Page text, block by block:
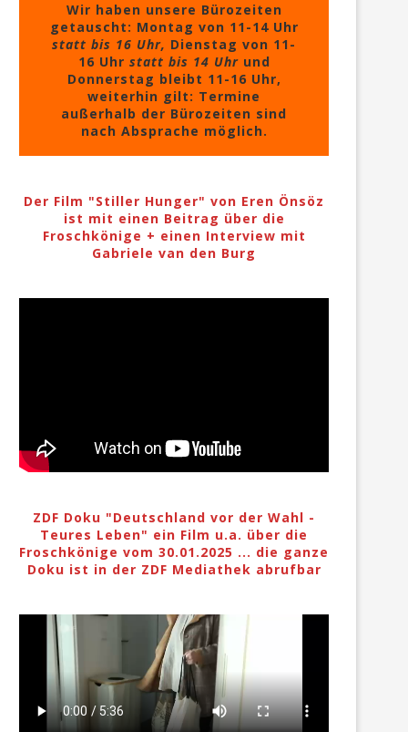
Wir haben unsere Bürozeiten
getauscht: Montag von 11-14 Uhr
statt bis 16 Uhr, Dienstag von 11-
16 Uhr statt bis 14 Uhrund
Donnerstag bleibt 11-16 Uhr,
weiterhin gilt: Termine
außerhalb der Bürozeiten sind
nach Absprache möglich.
Der Film "Stiller Hunger" von Eren Önsöz
ist mit einen Beitrag über die
Froschkönige + einen Interview mit
Gabriele van den Burg
ZDF Doku "Deutschland vor der Wahl -
Teures Leben" ein Film u.a. über die
Froschkönige vom 30.01.2025 ... die ganze
Doku ist in der ZDF Mediathek abrufbar